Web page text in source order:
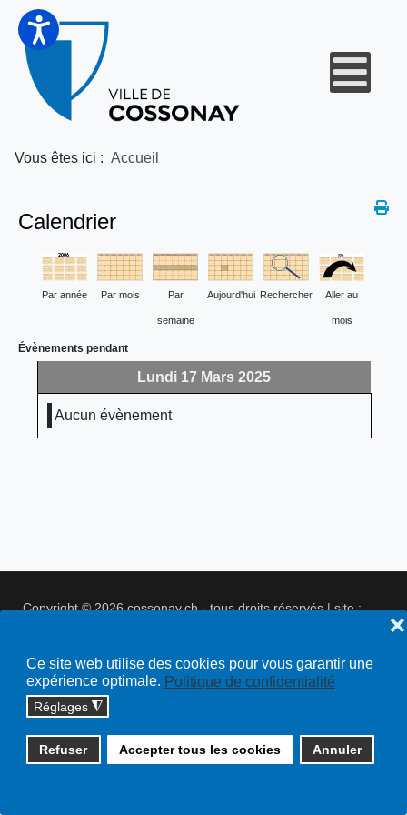
Ce site web utilise des cookies pour vous garantir une
expérience optimale. Politique de confidentialité
Réglages ◮
Refuser Accepter tous les cookies Annuler
❌
Vous êtes ici : Accueil
Calendrier
Par année Par mois Par
semaine
Aujourd'hui Rechercher Aller au
mois
Évènements pendant
Lundi 17 Mars 2025
Aucun évènement
Copyright © 2026 cossonay.ch - tous droits réservés | site :
Plan du site